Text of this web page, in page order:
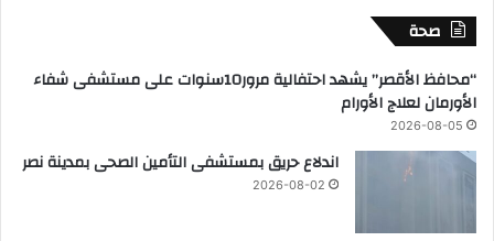
صحة
“محافظ الأقصر” يشهد احتفالية مرور10سنوات على مستشفى شفاء
الأورمان لعلاج الأورام
2026-08-05
اندلاع حريق بمستشفى التأمين الصحى بمدينة نصر
2026-08-02